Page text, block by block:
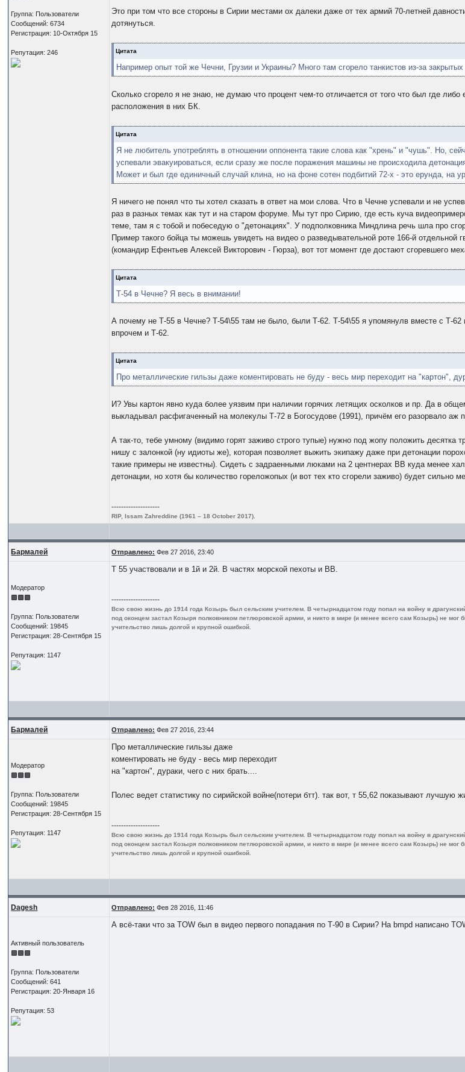
Группа: Пользователи
Сообщений: 6734
Регистрация: 10-Октября 15
Репутация: 246
Это при том что все стороны в Сирии местами ох далеки даже от тех армий 70-летней
дотянуться.
Цитата
Например опыт той же Чечни, Грузии и Украины? Много там сгорело танкистов из-за
Сколько сгорело я не знаю, не думаю что процент чем-то отличается от того что был где
расположения в них БК.
Цитата
Я не любитель употреблять в отношении оппонента такие слова как "хрень" и "чушь". Но,
успевали эвакуироваться, если сразу же после поражения машины не происходила
Может и был где единичный случай клина, но на фоне сотен подбитий 72-х - это ерунда, на
Я ничего не понял что ты хотел сказать в ответ на мои слова. Что в Чечне успевали и не
раз в разных темах как тут и на старом форуме. Мы тут про Сирию, где есть куча
теме, там я с тобой и побеседую о "детонациях". У подполковника Миндлина речь шла про
Пример такого бойца ты можешь увидеть на видео о разведывательной роте 166-й
(командир Ефентьев Алексей Викторович - Гюрза), вот тот момент где достают сгоревшего
Цитата
Т-54 в Чечне? Я весь в внимании!
А почему не Т-55 в Чечне? Т-54\55 там не было, были Т-62. Т-54\55 я упомянулв вместе с Т-
впрочем и Т-62.
Цитата
Про металлические гильзы даже коментировать не буду - весь мир переходит на "картон",
И? Увы картон явно куда более уязвим при наличии горячих летящих осколков и пр. Да в
выкладывал расфигаченный на молекулы Т-72 в Богосудове (1991), причём его разорвало аж
А так-то, тебе умному (видимо горят заживо строго тупые) нужно под жопу положить
нишу с залонкой (ну идиоты же), которая позволяет выжить экипажу даже при детонации
такие примеры не известны). Сидеть с задраенными люками на 2 центнерах ВВ куда менее
детонации, но хотя бы количество гореложопых (и вот тех кто сгорели заживо) будет сильно
--------------------
RIP, Issam Zahreddine (1961 – 18 October 2017).
Бармалей Отправлено: Фев 27 2016, 23:40
Модератор
Группа: Пользователи
Сообщений: 19845
Регистрация: 28-Сентября 15
Репутация: 1147
Т 55 участвовали и в 1й и 2й. В частях морской пехоты и ВВ.
--------------------
Всю свою жизнь до 1914 года Козырь был сельским учителем. В четырнадцатом году попал на войну в
под оконцем застал Козыря полковником петлюровской армии, и никто в мире (и менее всего сам Козырь) не
учительство лишь долгой и крупной ошибкой.
Бармалей Отправлено: Фев 27 2016, 23:44
Модератор
Группа: Пользователи
Сообщений: 19845
Регистрация: 28-Сентября 15
Репутация: 1147
Про металлические гильзы даже
коментировать не буду - весь мир переходит
на "картон", дураки, чего с них брать....
Полес ведет статистику по сирийской войне(потери бтт). так вот, т 55,62 показывают лучшую
--------------------
Всю свою жизнь до 1914 года Козырь был сельским учителем. В четырнадцатом году попал на войну в
под оконцем застал Козыря полковником петлюровской армии, и никто в мире (и менее всего сам Козырь) не
учительство лишь долгой и крупной ошибкой.
Dagesh Отправлено: Фев 28 2016, 11:46
Активный пользователь
Группа: Пользователи
Сообщений: 641
Регистрация: 20-Января 16
Репутация: 53
А всё-таки что за TOW был в видео первого попадания по Т-90 в Сирии? На bmpd написано